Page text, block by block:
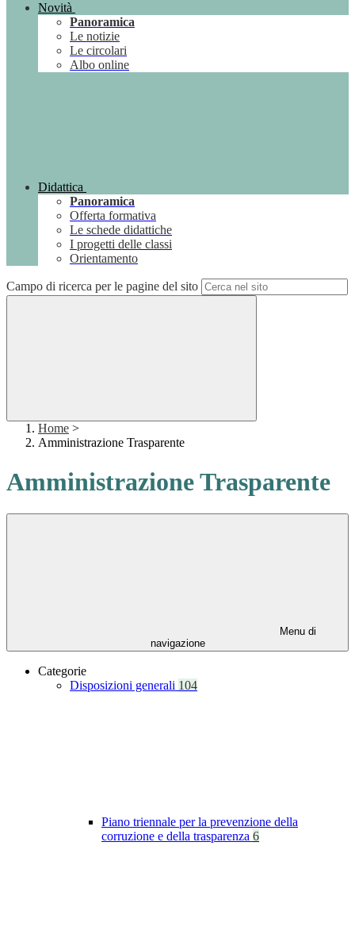
Novità
Panoramica
Le notizie
Le circolari
Albo online
Didattica
Panoramica
Offerta formativa
Le schede didattiche
I progetti delle classi
Orientamento
Campo di ricerca per le pagine del sito
Home >
Amministrazione Trasparente
Amministrazione Trasparente
Menu di
navigazione
Categorie
Disposizioni generali 104
Piano triennale per la prevenzione della
corruzione e della trasparenza 6